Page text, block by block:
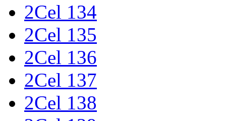
2Cel 134
2Cel 135
2Cel 136
2Cel 137
2Cel 138